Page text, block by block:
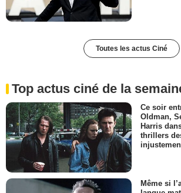
Toutes les actus Ciné
Top actus ciné de la
Ce soir
Oldman,
Harris
thrillers
Même si